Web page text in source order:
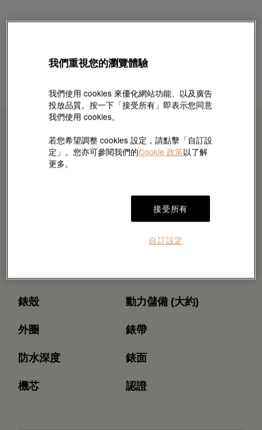
錶殼
外圈
防水深度
機芯
動力儲備 (大約)
錶帶
錶面
認證
我們重視您的瀏覽體驗
我們使用 cookies 來優化網站功能、以及廣告
投放品質。按一下「接受所有」即表示您同意
我們使用 cookies。
若您希望調整 cookies 設定，請點擊「自訂設
定」。您亦可參閱我們的Cookie 政策以了解
更多。
接受所有
自訂設定